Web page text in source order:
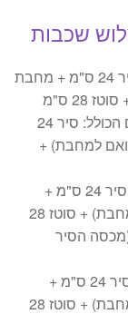
שכבות
סט בישול נירוסטה 5 חלקים הכולל: סיר 24 ס"מ + מחבת
סט סירים ומחבתות נירוסטה 7 חלקים הכולל: סיר 24
תואם למחבת) +
מארז בישול נירוסטה 8 חלקים הכולל: סיר 24 ס"מ +
מחבת 24 ס"מ (מכסה הסיר תואם למחבת) + סוטז 28
+ מחבת 28 ס"מ (מכסה הסיר
סט בישול נירוסטה 11 חלקים הכולל: סיר 24 ס"מ +
מחבת 24 ס"מ (מכסה הסיר תואם למחבת) + סוטז 28